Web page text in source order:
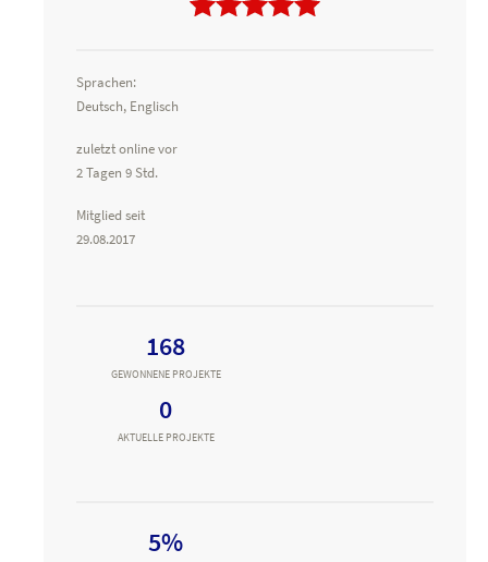
Sprachen:
Deutsch, Englisch
zuletzt online vor
2 Tagen 9 Std.
Mitglied seit
29.08.2017
168
GEWONNENE PROJEKTE
0
AKTUELLE PROJEKTE
5%